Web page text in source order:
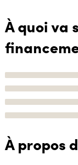
À quoi va
À propos